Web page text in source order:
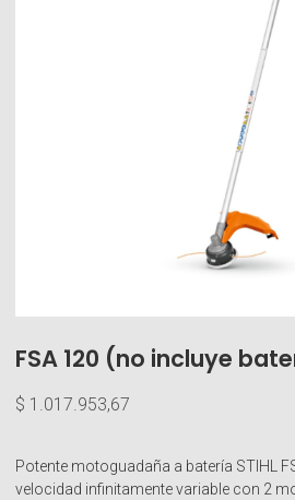
FSA 120 (no incluye
$ 1.017.953,67
Potente motoguadaña a batería STIHL
velocidad infinitamente variable con 2